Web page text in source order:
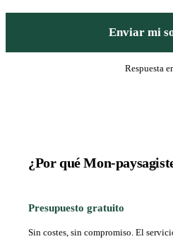
Enviar mi
Respuesta
¿Por qué Mon-
Presupuesto gratuito
Sin costes, sin compromiso. El